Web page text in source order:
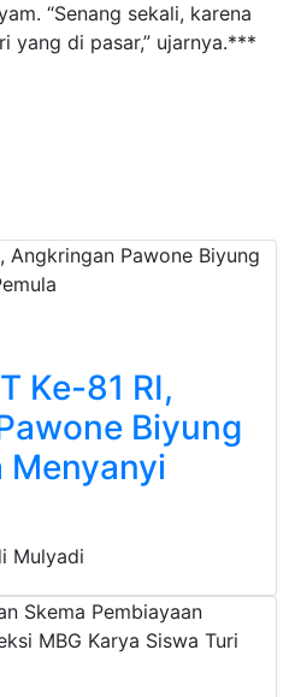
“Senang sekali, karena
yang di pasar,” ujarnya.***
Ke-81 RI,
Biyung
Menyanyi
Mulyadi